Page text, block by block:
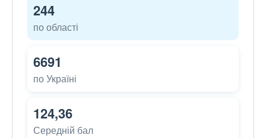
244
по області
6691
по Україні
124,36
Середній бал